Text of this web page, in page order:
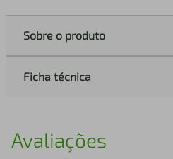
Sobre o produto
Ficha técnica
Avaliações